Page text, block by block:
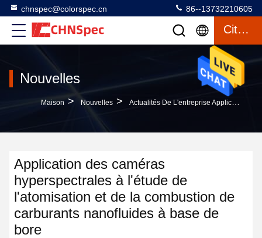
chnspec@colorspec.cn 86--13732210605
Citation
Nouvelles
Maison > Nouvelles > Actualités De L'entreprise Application Des Caméras Hyperspectrales À L'étude De L'atomisation Et De La Combustion De Carburants Nanofluides À Base De Bore
Application des caméras
hyperspectrales à l'étude de
l'atomisation et de la combustion de
carburants nanofluides à base de
bore